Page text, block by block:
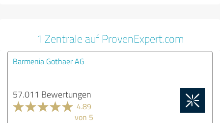
1 Zentrale auf ProvenExpert.com
Barmenia Gothaer AG
57.011 Bewertungen
4.89
von 5